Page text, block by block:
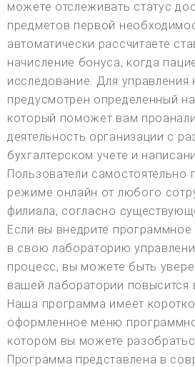
можете отслеживать статус
предметов первой
автоматически рассчитаете
начисление бонуса, когда
исследование. Для управления
предусмотрен определенный
который поможет вам
деятельность организации с
бухгалтерском учете и
Пользователи самостоятельно
режиме онлайн от любого
филиала, согласно
Если вы внедрите
в свою лабораторию
процесс, вы можете быть
вашей лаборатории повысится
Наша программа имеет
оформленное меню
котором вы можете
Программа представлена в